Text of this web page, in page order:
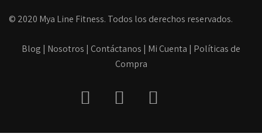
© 2020 Mya Line Fitness. Todos los derechos reservados.
Blog | Nosotros | Contáctanos | Mi Cuenta | Políticas de
Compra